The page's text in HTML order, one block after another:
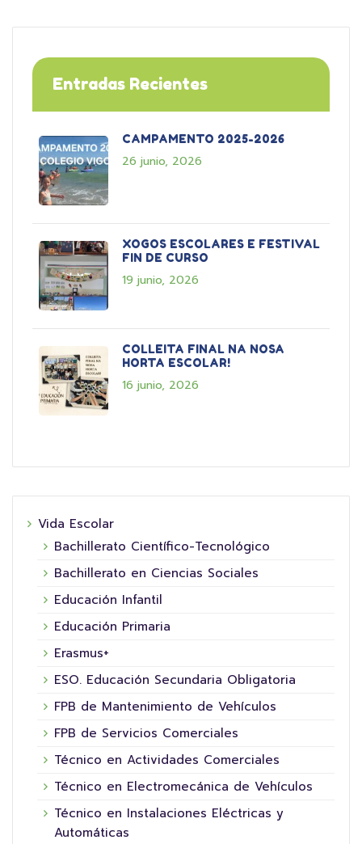
Entradas Recientes
CAMPAMENTO 2025-2026
26 junio, 2026
XOGOS ESCOLARES E FESTIVAL
FIN DE CURSO
19 junio, 2026
COLLEITA FINAL NA NOSA
HORTA ESCOLAR!
16 junio, 2026
Vida Escolar
Bachillerato Científico-Tecnológico
Bachillerato en Ciencias Sociales
Educación Infantil
Educación Primaria
Erasmus+
ESO. Educación Secundaria Obligatoria
FPB de Mantenimiento de Vehículos
FPB de Servicios Comerciales
Técnico en Actividades Comerciales
Técnico en Electromecánica de Vehículos
Técnico en Instalaciones Eléctricas y
Automáticas